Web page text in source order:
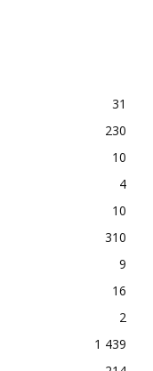
31
230
10
4
10
310
9
16
2
1 439